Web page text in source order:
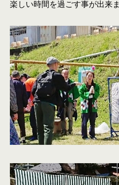
楽しい時間を過ごす事が出来ま